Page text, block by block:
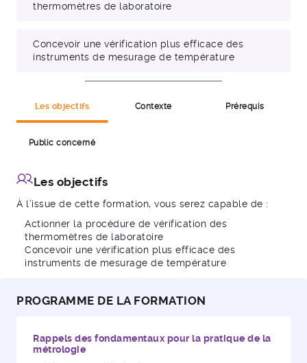
thermomètres de laboratoire
Concevoir une vérification plus efficace des
instruments de mesurage de température
Les objectifs Contexte Prérequis
Public concerné
Les objectifs
À l’issue de cette formation, vous serez capable de :
Actionner la procédure de vérification des
thermomètres de laboratoire
Concevoir une vérification plus efficace des
instruments de mesurage de température
PROGRAMME DE LA FORMATION
Rappels des fondamentaux pour la pratique de la
métrologie